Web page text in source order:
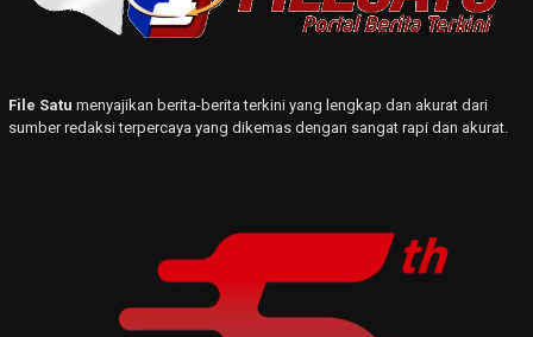
File Satu menyajikan berita-berita terkini yang lengkap dan akurat dari
sumber redaksi terpercaya yang dikemas dengan sangat rapi dan akurat.